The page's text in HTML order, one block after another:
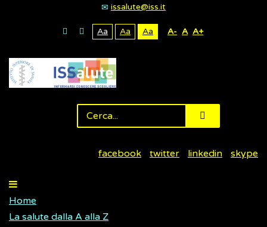
issalute@iss.it
Aa Aa Aa A- A A+
facebook twitter linkedin skype
Home
La salute dalla A alla Z